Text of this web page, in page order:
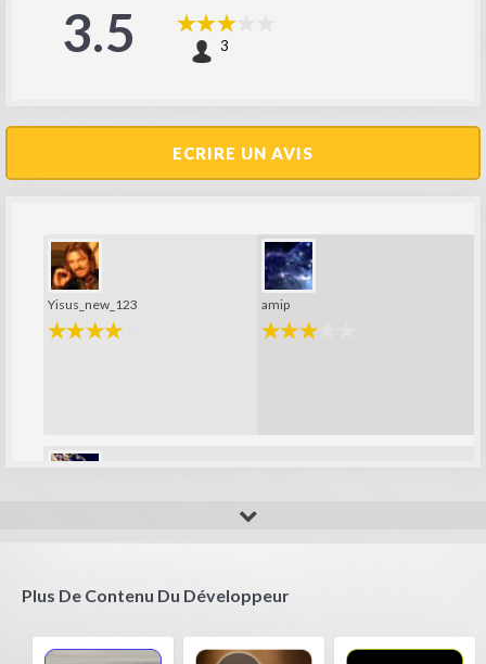
3.5 3
ECRIRE UN AVIS
Yisus_new_123 amip
Plus De Contenu Du Développeur